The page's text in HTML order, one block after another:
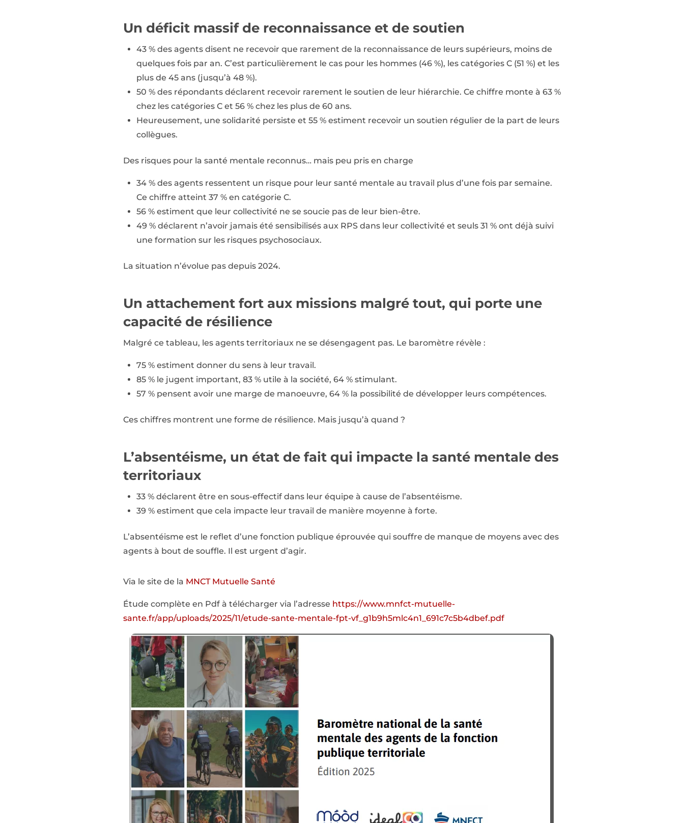
Un déficit massif de reconnaissance et de soutien
43 % des agents disent ne recevoir que rarement de la reconnaissance de leurs supérieurs, moins de
quelques fois par an. C’est particulièrement le cas pour les hommes (46 %), les catégories C (51 %) et les
plus de 45 ans (jusqu’à 48 %).
50 % des répondants déclarent recevoir rarement le soutien de leur hiérarchie. Ce chiffre monte à 63 %
chez les catégories C et 56 % chez les plus de 60 ans.
Heureusement, une solidarité persiste et 55 % estiment recevoir un soutien régulier de la part de leurs
collègues.
Des risques pour la santé mentale reconnus… mais peu pris en charge
34 % des agents ressentent un risque pour leur santé mentale au travail plus d’une fois par semaine.
Ce chiffre atteint 37 % en catégorie C.
56 % estiment que leur collectivité ne se soucie pas de leur bien-être.
49 % déclarent n’avoir jamais été sensibilisés aux RPS dans leur collectivité et seuls 31 % ont déjà suivi
une formation sur les risques psychosociaux.
La situation n’évolue pas depuis 2024.
Un attachement fort aux missions malgré tout, qui porte une
capacité de résilience
Malgré ce tableau, les agents territoriaux ne se désengagent pas. Le baromètre révèle :
75 % estiment donner du sens à leur travail.
85 % le jugent important, 83 % utile à la société, 64 % stimulant.
57 % pensent avoir une marge de manoeuvre, 64 % la possibilité de développer leurs compétences.
Ces chiffres montrent une forme de résilience. Mais jusqu’à quand ?
L’absentéisme, un état de fait qui impacte la santé mentale des
territoriaux
33 % déclarent être en sous-effectif dans leur équipe à cause de l’absentéisme.
39 % estiment que cela impacte leur travail de manière moyenne à forte.
L’absentéisme est le reflet d’une fonction publique éprouvée qui souffre de manque de moyens avec des
agents à bout de souffle. Il est urgent d’agir.
Via le site de la MNCT Mutuelle Santé
Étude complète en Pdf à télécharger via l’adresse https://www.mnfct-mutuelle-
sante.fr/app/uploads/2025/11/etude-sante-mentale-fpt-vf_g1b9h5mlc4n1_691c7c5b4dbef.pdf